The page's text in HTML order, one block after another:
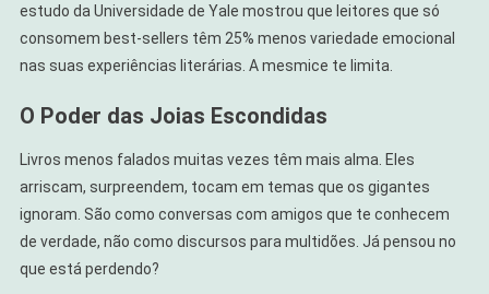
estudo da Universidade de Yale mostrou que leitores que só
consomem best-sellers têm 25% menos variedade emocional
nas suas experiências literárias. A mesmice te limita.
O Poder das Joias Escondidas
Livros menos falados muitas vezes têm mais alma. Eles
arriscam, surpreendem, tocam em temas que os gigantes
ignoram. São como conversas com amigos que te conhecem
de verdade, não como discursos para multidões. Já pensou no
que está perdendo?